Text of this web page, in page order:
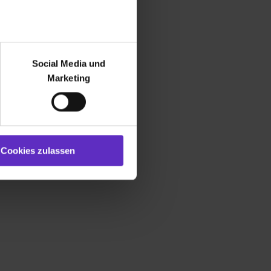
bei Benutzung der
zu analysieren
soziale Medien, Werbung
Marketing“). Unsere
bereitgestellt hast oder die
auch damit
und hierfür
du nur bestimmte
erlauben“. Die
Media und Marketing“
a) DS-GVO). Die USA
dir erteilte Einwilligung
Social Media und
Marketing
Cookies zulassen